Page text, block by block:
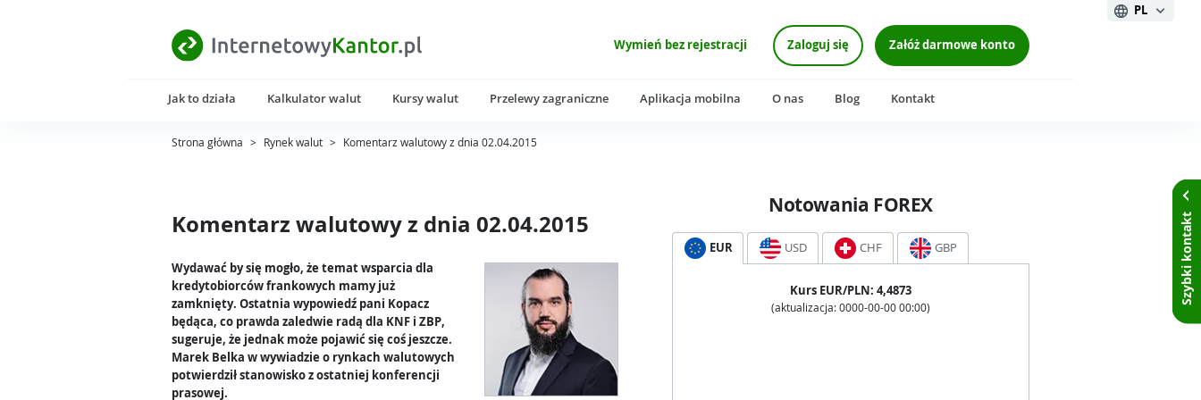
Wymień bez rejestracji Zaloguj się Załóż darmowe konto
PL
Jak to działa Kalkulator walut Kursy walut Przelewy zagraniczne Aplikacja mobilna O nas Blog Kontakt
Strona główna > Rynek walut > Komentarz walutowy z dnia 02.04.2015
Komentarz walutowy z dnia 02.04.2015
Wydawać by się mogło, że temat wsparcia dla
kredytobiorców frankowych mamy już
zamknięty. Ostatnia wypowiedź pani Kopacz
będąca, co prawda zaledwie radą dla KNF i ZBP,
sugeruje, że jednak może pojawić się coś jeszcze.
Marek Belka w wywiadzie o rynkach walutowych
potwierdził stanowisko z ostatniej konferencji
prasowej.
Notowania FOREX
EUR USD CHF GBP
Kurs EUR/PLN: 4,4873
(aktualizacja: 0000-00-00 00:00)
Szybki kontakt